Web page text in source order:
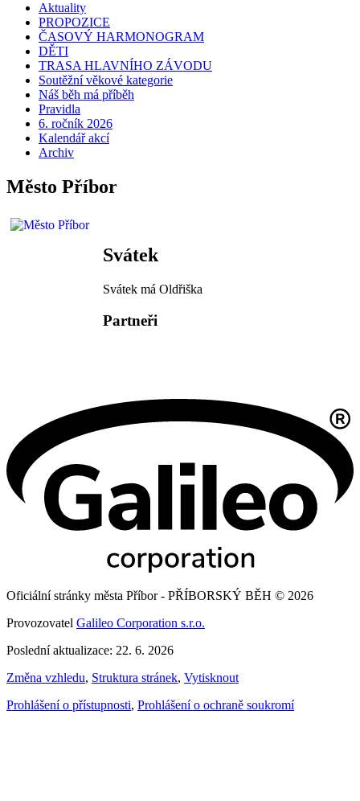
Aktuality
PROPOZICE
ČASOVÝ HARMONOGRAM
DĚTI
TRASA HLAVNÍHO ZÁVODU
Soutěžní věkové kategorie
Náš běh má příběh
Pravidla
6. ročník 2026
Kalendář akcí
Archiv
Město Příbor
Svátek
Svátek má Oldřiška
Partneři
Oficiální stránky města Příbor - PŘÍBORSKÝ BĚH © 2026
Provozovatel Galileo Corporation s.r.o.
Poslední aktualizace: 22. 6. 2026
Změna vzhledu, Struktura stránek, Vytisknout
Prohlášení o přístupnosti, Prohlášení o ochraně soukromí